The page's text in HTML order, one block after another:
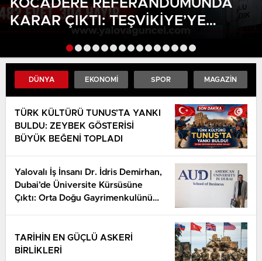
KOCADERE REFERANDUMUNDA
KARAR ÇIKTI: TEŞVIKIYE’YE
BAĞLANMAYA HALKTAN GÜÇLÜ
DESTEK
DÜNYA EKONOMI SPOR MAGAZIN
TÜRK KÜLTÜRÜ TUNUS’TA YANKI
BULDU: ZEYBEK GÖSTERİSİ
BÜYÜK BEĞENİ TOPLADI
Yalovalı İş İnsanı Dr. İdris Demirhan,
Dubai’de Üniversite Kürsüsüne
Çıktı: Orta Doğu Gayrimenkulünü
TARİHİN EN GÜÇLÜ ASKERİ
BİRLİKLERİ